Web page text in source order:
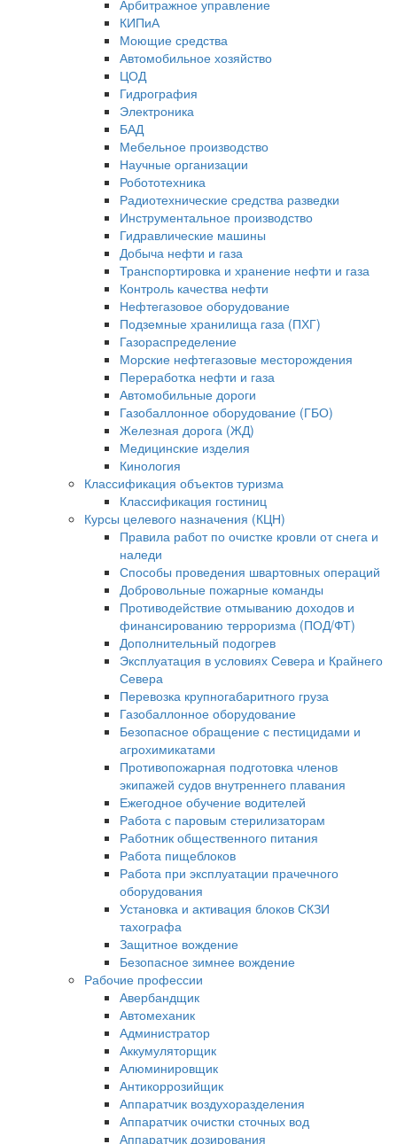
Арбитражное управление
КИПиА
Моющие средства
Автомобильное хозяйство
ЦОД
Гидрография
Электроника
БАД
Мебельное производство
Научные организации
Робототехника
Радиотехнические средства разведки
Инструментальное производство
Гидравлические машины
Добыча нефти и газа
Транспортировка и хранение нефти и газа
Контроль качества нефти
Нефтегазовое оборудование
Подземные хранилища газа (ПХГ)
Газораспределение
Морские нефтегазовые месторождения
Переработка нефти и газа
Автомобильные дороги
Газобаллонное оборудование (ГБО)
Железная дорога (ЖД)
Медицинские изделия
Кинология
Классификация объектов туризма
Классификация гостиниц
Курсы целевого назначения (КЦН)
Правила работ по очистке кровли от снега и
наледи
Способы проведения швартовных операций
Добровольные пожарные команды
Противодействие отмыванию доходов и
финансированию терроризма (ПОД/ФТ)
Дополнительный подогрев
Эксплуатация в условиях Севера и Крайнего
Севера
Перевозка крупногабаритного груза
Газобаллонное оборудование
Безопасное обращение с пестицидами и
агрохимикатами
Противопожарная подготовка членов
экипажей судов внутреннего плавания
Ежегодное обучение водителей
Работа с паровым стерилизаторам
Работник общественного питания
Работа пищеблоков
Работа при эксплуатации прачечного
оборудования
Установка и активация блоков СКЗИ
тахографа
Защитное вождение
Безопасное зимнее вождение
Рабочие профессии
Авербандщик
Автомеханик
Администратор
Аккумуляторщик
Алюминировщик
Антикоррозийщик
Аппаратчик воздухоразделения
Аппаратчик очистки сточных вод
Аппаратчик дозирования